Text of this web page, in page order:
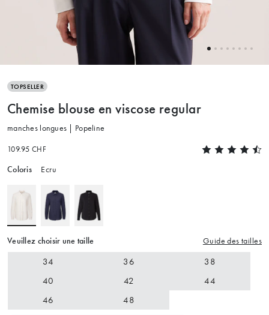
TOPSELLER
Chemise blouse en viscose regular
manches longues | Popeline
109.95 CHF
Coloris Ecru
Veuillez choisir une taille Guide des tailles
34 36
38
40
42
44
46
48